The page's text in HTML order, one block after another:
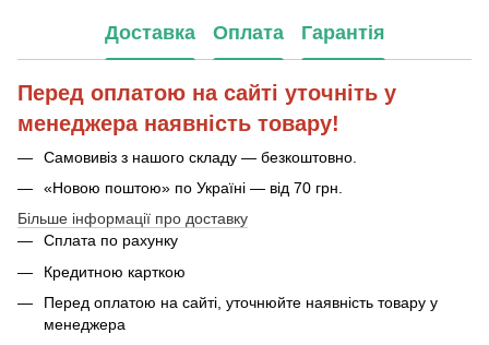
Доставка Оплата Гарантія
Перед оплатою на сайті уточніть у
менеджера наявність товару!
Самовивіз з нашого складу — безкоштовно.
«Новою поштою» по Україні — від 70 грн.
Більше інформації про доставку
Сплата по рахунку
Кредитною карткою
Перед оплатою на сайті, уточнюйте наявність товару у
менеджера